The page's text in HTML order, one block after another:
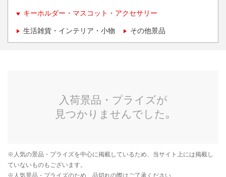
キーホルダー・マスコット・アクセサリー
生活雑貨・インテリア・小物 その他景品